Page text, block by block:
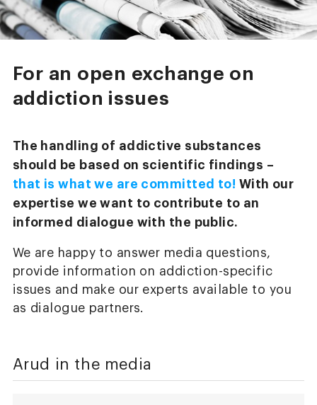
For an open exchange on
addiction issues
The handling of addictive substances
should be based on scientific findings –
that is what we are committed to! With our
expertise we want to contribute to an
informed dialogue with the public.
We are happy to answer media questions,
provide information on addiction-specific
issues and make our experts available to you
as dialogue partners.
Arud in the media